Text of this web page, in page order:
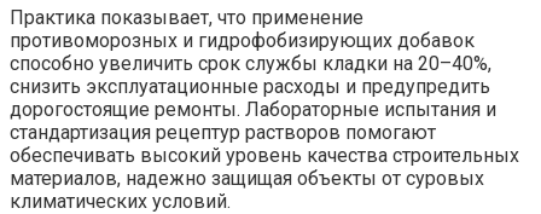
Практика показывает, что применение
противоморозных и гидрофобизирующих добавок
способно увеличить срок службы кладки на 20–40%,
снизить эксплуатационные расходы и предупредить
дорогостоящие ремонты. Лабораторные испытания и
стандартизация рецептур растворов помогают
обеспечивать высокий уровень качества строительных
материалов, надежно защищая объекты от суровых
климатических условий.